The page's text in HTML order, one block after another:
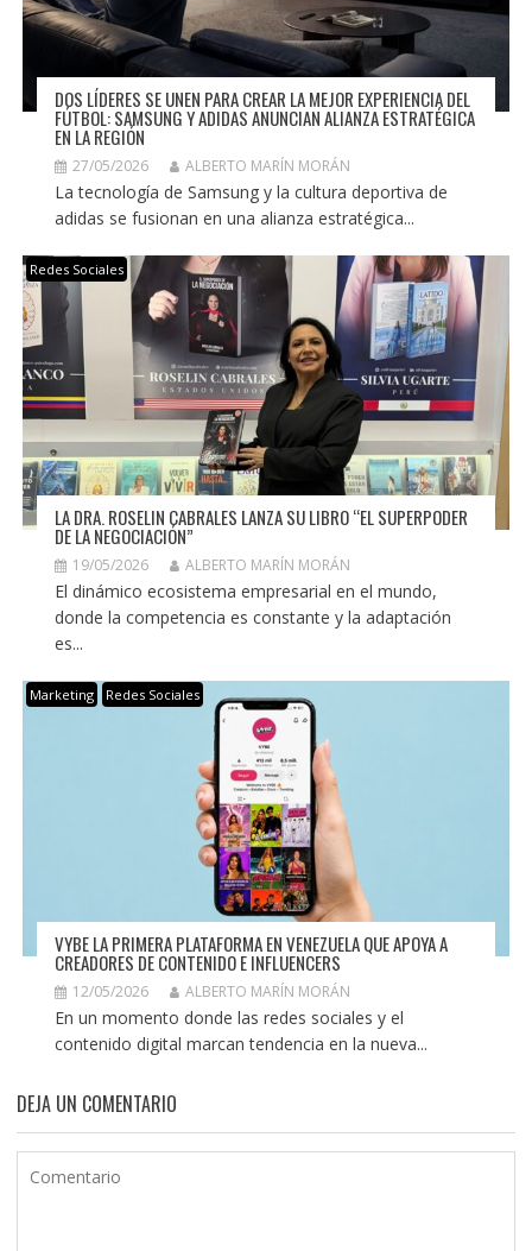
DOS LÍDERES SE UNEN PARA CREAR LA MEJOR EXPERIENCIA DEL
FÚTBOL: SAMSUNG Y ADIDAS ANUNCIAN ALIANZA ESTRATÉGICA
EN LA REGIÓN
27/05/2026 ALBERTO MARÍN MORÁN
La tecnología de Samsung y la cultura deportiva de
adidas se fusionan en una alianza estratégica...
Redes Sociales
LA DRA. ROSELIN CABRALES LANZA SU LIBRO “EL SUPERPODER
DE LA NEGOCIACIÓN”
19/05/2026 ALBERTO MARÍN MORÁN
El dinámico ecosistema empresarial en el mundo,
donde la competencia es constante y la adaptación
es...
Marketing Redes Sociales
VYBE LA PRIMERA PLATAFORMA EN VENEZUELA QUE APOYA A
CREADORES DE CONTENIDO E INFLUENCERS
12/05/2026 ALBERTO MARÍN MORÁN
En un momento donde las redes sociales y el
contenido digital marcan tendencia en la nueva...
DEJA UN COMENTARIO